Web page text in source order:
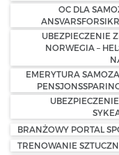
OC DLA
UBEZPIECZENIE
NORWEGIA –
EMERYTURA
BRANŻOWY PORTAL
TRENOWANIE